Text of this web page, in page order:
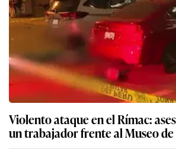
Violento ataque en el Rímac:
un trabajador frente al Museo de